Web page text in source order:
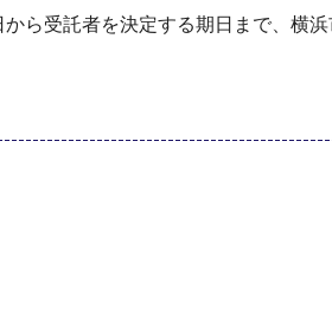
ら受託者を決定する期日まで、横